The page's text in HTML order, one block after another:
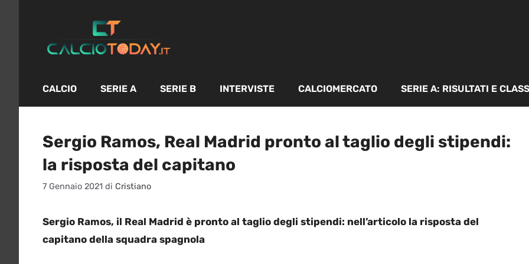
contenuto
CALCIO SERIE A SERIE B INTERVISTE CALCIOMERCATO SERIE A: RISULTATI E
Sergio Ramos, Real Madrid pronto al taglio degli stipendi:
la risposta del capitano
7 Gennaio 2021 di Cristiano
Sergio Ramos, il Real Madrid è pronto al taglio degli stipendi: nell’articolo la risposta del
capitano della squadra spagnola